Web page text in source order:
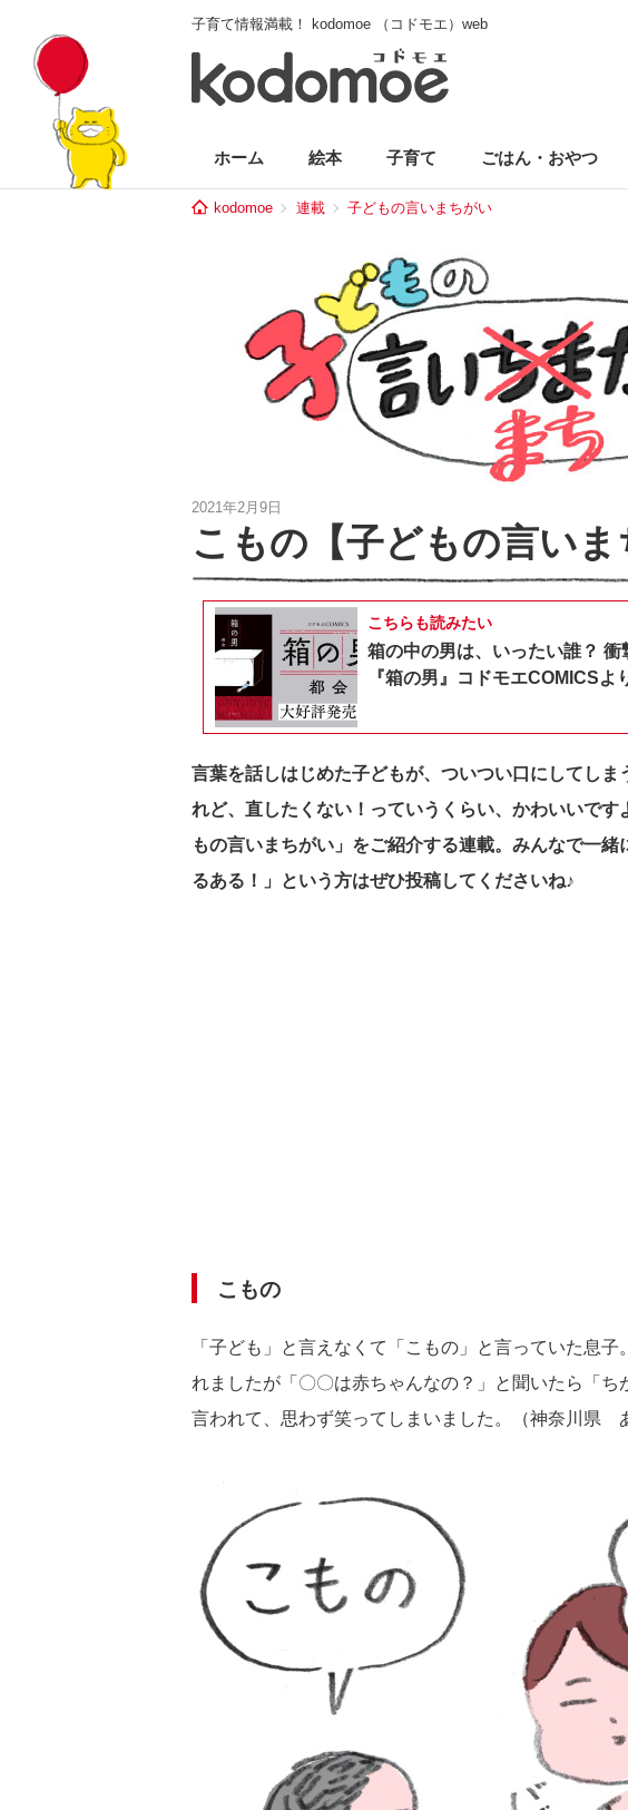
子育て情報満載！ kodomoe （コドモエ）web
ホーム 絵本 子育て ごはん・おやつ
kodomoe 連載 子どもの言いまちがい
2021年2月9日
こもの【子どもの言いま
こちらも読みたい
箱の中の男は、いったい誰？ 衝
『箱の男』コドモエCOMICSよ
言葉を話しはじめた子どもが、ついつい口にしてし
れど、直したくない！っていうくらい、かわいいで
もの言いまちがい」をご紹介する連載。みんなで一
るある！」という方はぜひ投稿してくださいね♪
こもの
「子ども」と言えなくて「こもの」と言っていた息
れましたが「〇〇は赤ちゃんなの？」と聞いたら「
言われて、思わず笑ってしまいました。（神奈川県